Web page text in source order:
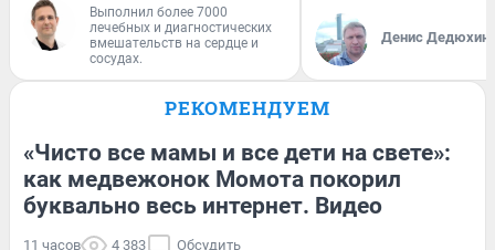
Выполнил более 7000
лечебных и диагностических
вмешательств на сердце и
сосудах.
Денис Дедюхин
РЕКОМЕНДУЕМ
«Чисто все мамы и все дети на свете»:
как медвежонок Момота покорил
буквально весь интернет. Видео
11 часов 4 383 Обсудить